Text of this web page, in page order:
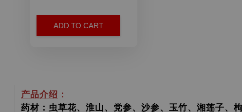
ADD TO CART
产品介绍 ：
药材：虫草花、淮山、党参、沙参、玉竹、湘莲子、